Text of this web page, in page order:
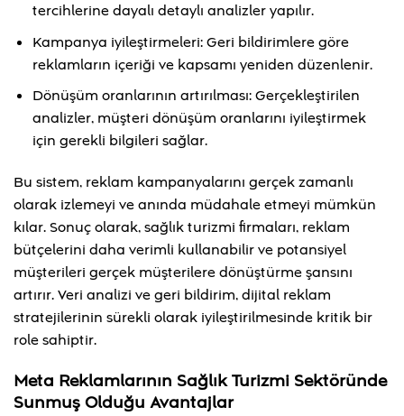
tercihlerine dayalı detaylı analizler yapılır.
Kampanya iyileştirmeleri: Geri bildirimlere göre
reklamların içeriği ve kapsamı yeniden düzenlenir.
Dönüşüm oranlarının artırılması: Gerçekleştirilen
analizler, müşteri dönüşüm oranlarını iyileştirmek
için gerekli bilgileri sağlar.
Bu sistem, reklam kampanyalarını gerçek zamanlı
olarak izlemeyi ve anında müdahale etmeyi mümkün
kılar. Sonuç olarak, sağlık turizmi firmaları, reklam
bütçelerini daha verimli kullanabilir ve potansiyel
müşterileri gerçek müşterilere dönüştürme şansını
artırır. Veri analizi ve geri bildirim, dijital reklam
stratejilerinin sürekli olarak iyileştirilmesinde kritik bir
role sahiptir.
Meta Reklamlarının Sağlık Turizmi Sektöründe
Sunmuş Olduğu Avantajlar